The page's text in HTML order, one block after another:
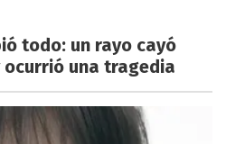
todo: un rayo cayó
una tragedia